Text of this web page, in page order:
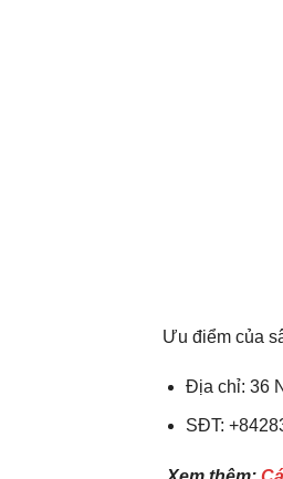
Ưu điểm của
Địa chỉ: 36
SĐT: